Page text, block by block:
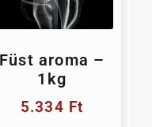
Füst aroma –
1kg
5.334 Ft